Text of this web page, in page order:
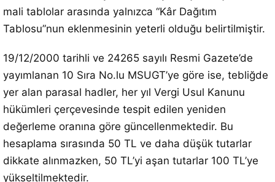
mali tablolar arasında yalnızca “Kâr Dağıtım
Tablosu”nun eklenmesinin yeterli olduğu belirtilmiştir.
19/12/2000 tarihli ve 24265 sayılı Resmi Gazete’de
yayımlanan 10 Sıra No.lu MSUGT’ye göre ise, tebliğde
yer alan parasal hadler, her yıl Vergi Usul Kanunu
hükümleri çerçevesinde tespit edilen yeniden
değerleme oranına göre güncellenmektedir. Bu
hesaplama sırasında 50 TL ve daha düşük tutarlar
dikkate alınmazken, 50 TL’yi aşan tutarlar 100 TL’ye
yükseltilmektedir.